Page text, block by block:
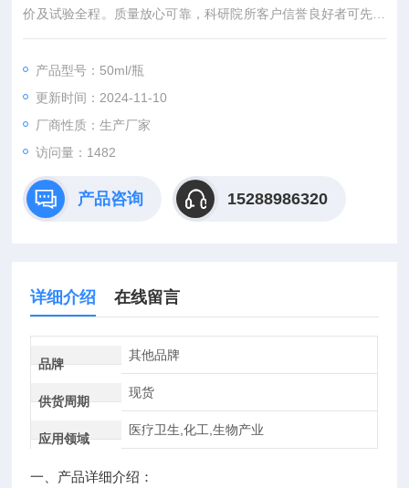
价及试验全程。质量放心可靠，科研院所客户信誉良好者可先发
货后付款。青岛捷世康专业提供科研用：染色液,缓冲液,溶液,及
产品型号：50ml/瓶
更新时间：2024-11-10
厂商性质：生产厂家
访问量：1482
产品咨询 15288986320
详细介绍 在线留言
品牌
其他品牌
供货周期
现货
应用领域
医疗卫生,化工,生物产业
一、产品详细介绍：